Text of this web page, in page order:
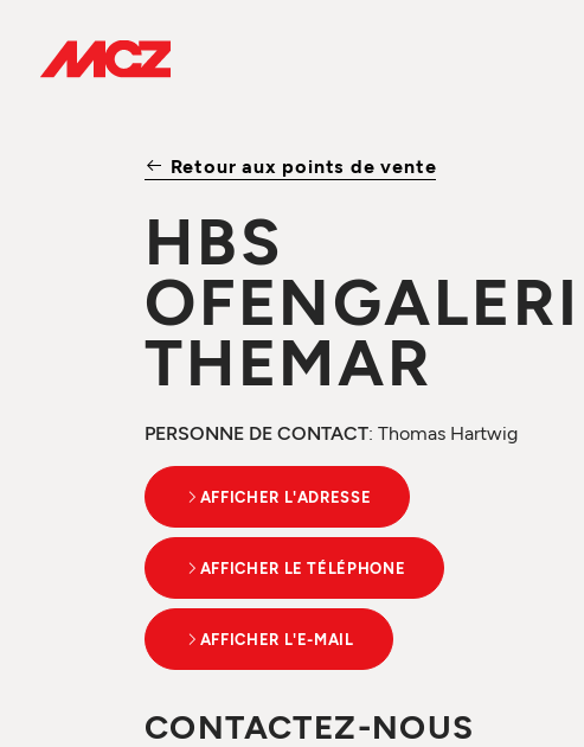
Retour aux points de vente
HBS
OFENGALERIE
THEMAR
PERSONNE DE CONTACT: Thomas Hartwig
AFFICHER L'ADRESSE
AFFICHER LE TÉLÉPHONE
AFFICHER L'E-MAIL
CONTACTEZ-NOUS